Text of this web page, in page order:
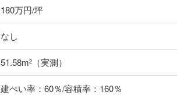
180万円/坪
なし
51.58m2 （実測）
建ぺい率：60％/容積率：160％